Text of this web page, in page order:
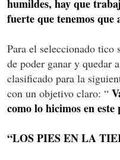
humildes, hay que
fuerte que tenemos
Para el seleccionado
de poder ganar y quedar
clasificado para la
con un objetivo claro: “
como lo hicimos en
“LOS PIES EN LA